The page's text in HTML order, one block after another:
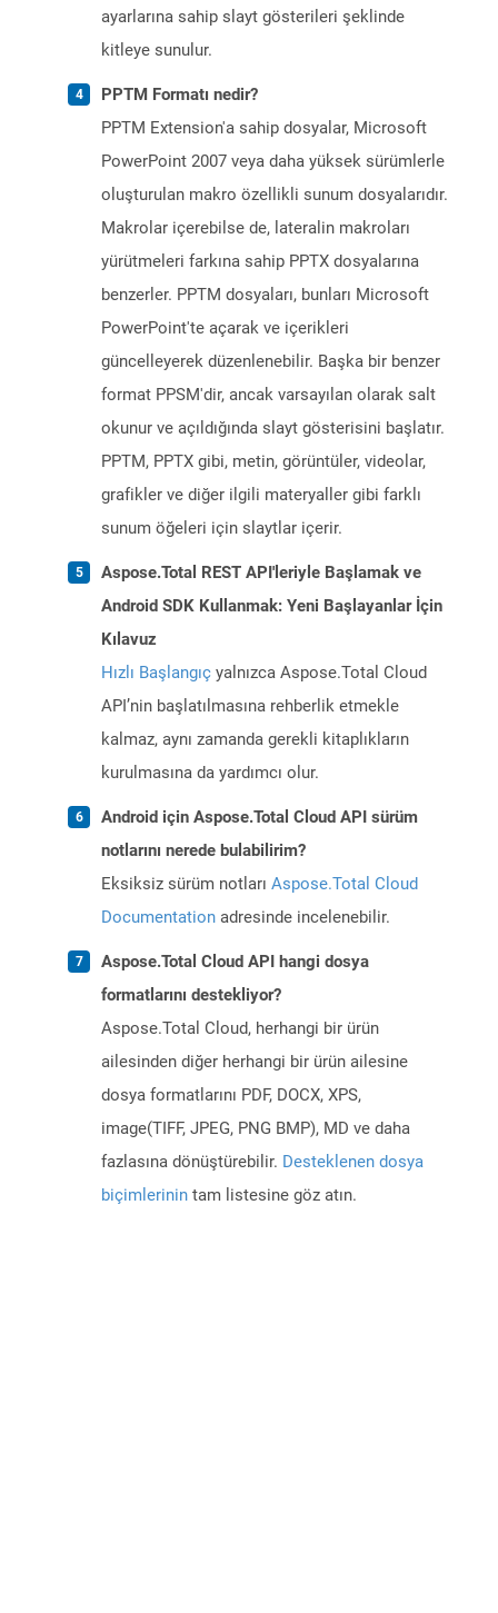
ayarlarına sahip slayt gösterileri şeklinde
kitleye sunulur.
PPTM Formatı nedir?
PPTM Extension'a sahip dosyalar, Microsoft
PowerPoint 2007 veya daha yüksek sürümlerle
oluşturulan makro özellikli sunum dosyalarıdır.
Makrolar içerebilse de, lateralin makroları
yürütmeleri farkına sahip PPTX dosyalarına
benzerler. PPTM dosyaları, bunları Microsoft
PowerPoint'te açarak ve içerikleri
güncelleyerek düzenlenebilir. Başka bir benzer
format PPSM'dir, ancak varsayılan olarak salt
okunur ve açıldığında slayt gösterisini başlatır.
PPTM, PPTX gibi, metin, görüntüler, videolar,
grafikler ve diğer ilgili materyaller gibi farklı
sunum öğeleri için slaytlar içerir.
Aspose.Total REST API'leriyle Başlamak ve
Android SDK Kullanmak: Yeni Başlayanlar İçin
Kılavuz
Hızlı Başlangıç yalnızca Aspose.Total Cloud
API’nin başlatılmasına rehberlik etmekle
kalmaz, aynı zamanda gerekli kitaplıkların
kurulmasına da yardımcı olur.
Android için Aspose.Total Cloud API sürüm
notlarını nerede bulabilirim?
Eksiksiz sürüm notları Aspose.Total Cloud
Documentation adresinde incelenebilir.
Aspose.Total Cloud API hangi dosya
formatlarını destekliyor?
Aspose.Total Cloud, herhangi bir ürün
ailesinden diğer herhangi bir ürün ailesine
dosya formatlarını PDF, DOCX, XPS,
image(TIFF, JPEG, PNG BMP), MD ve daha
fazlasına dönüştürebilir. Desteklenen dosya
biçimlerinin tam listesine göz atın.